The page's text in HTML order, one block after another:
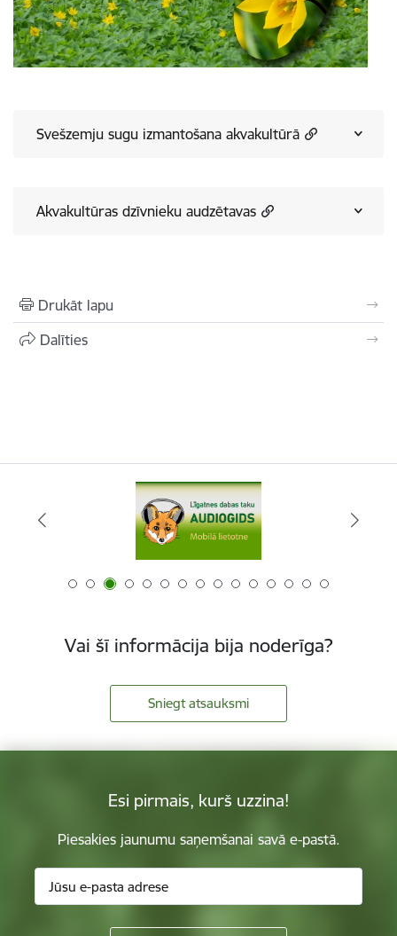
Svešzemju sugu izmantošana akvakultūrā
Akvakultūras dzīvnieku audzētavas
Drukāt lapu
Dalīties
Vai šī informācija bija noderīga?
Sniegt atsauksmi
Esi pirmais, kurš uzzina!
Piesakies jaunumu saņemšanai savā e-pastā.